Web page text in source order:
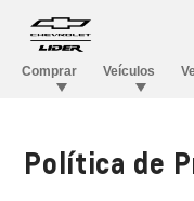
Política de